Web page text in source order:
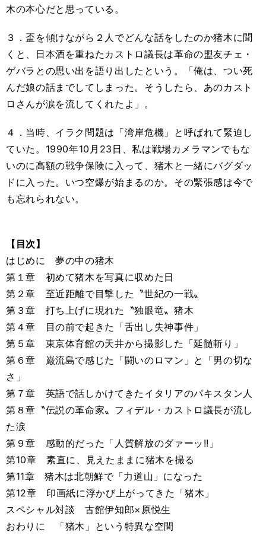
木の本心だと思っている。
３．盃を傾けながら２人でどんな話をしたのか猪木に聞
くと、日本酒を重ねたカストロ議長は革命の盟友チェ・
ゲバラとの思い出を語り出したという。「俺は、つい死
んだ娘の話までしてしまった。そうしたら、あのカスト
ロさんが涙を流してくれたよ」。
４．当時、イラク問題は「湾岸危機」と呼ばれて緊迫し
ていた。1990年10月23日、私は戦場カメラマンでもな
いのに高額の戦争保険に入って、猪木と一緒にバグダッ
ドに入った。いつ空爆が始まるのか。その緊張感は今で
も忘れられない。
【目次】
はじめに 夢の中の猪木
第１章 初めて猪木を写真に収めた日
第２章 至近距離で目撃した〝世紀の一戦〟
第３章 打ち上げに現れた〝独眼竜〟猪木
第４章 目の前で起きた「舌出し失神事件」
第５章 東京体育館の天井から撮影した「延髄斬り」
第６章 巌流島で感じた「闘いのロマン」と「男の切な
さ」
第７章 英語で話しかけてきたイタリアのパキスタン人
第８章〝伝説の革命家〟フィデル・カストロ議長が流し
た涙
第９章 感動的だった「人質解放のダァーッ!!」
第10章 素直に、見えたままに猪木を撮る
第11章 猪木は北朝鮮で「力道山」になった
第12章 印画紙に浮かび上がってきた「猪木」
スペシャル対談 古館伊知郎×原悦生
おわりに 「猪木」という特異な空間